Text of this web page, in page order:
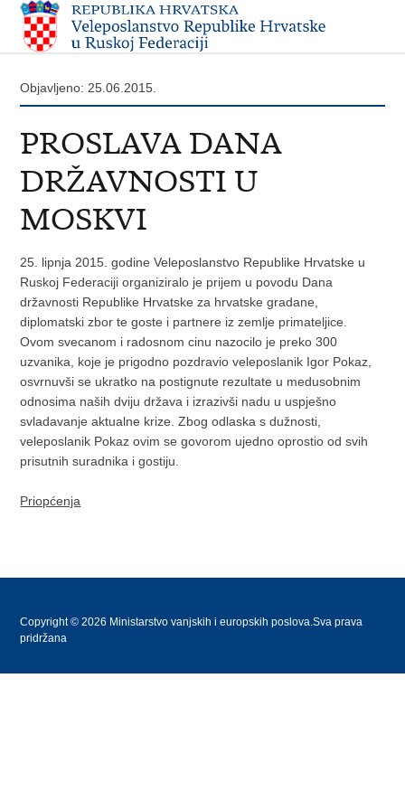
Objavljeno: 25.06.2015.
PROSLAVA DANA
DRŽAVNOSTI U
MOSKVI
25. lipnja 2015. godine Veleposlanstvo Republike Hrvatske u
Ruskoj Federaciji organiziralo je prijem u povodu Dana
državnosti Republike Hrvatske za hrvatske gradane,
diplomatski zbor te goste i partnere iz zemlje primateljice.
Ovom svecanom i radosnom cinu nazocilo je preko 300
uzvanika, koje je prigodno pozdravio veleposlanik Igor Pokaz,
osvrnuvši se ukratko na postignute rezultate u medusobnim
odnosima naših dviju država i izrazivši nadu u uspješno
svladavanje aktualne krize. Zbog odlaska s dužnosti,
veleposlanik Pokaz ovim se govorom ujedno oprostio od svih
prisutnih suradnika i gostiju.
Priopćenja
Copyright © 2026 Ministarstvo vanjskih i europskih poslova.Sva prava
pridržana